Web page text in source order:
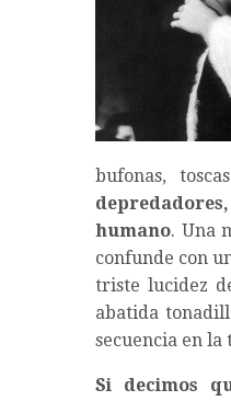
bufonas,
humano. Una
confunde con
triste lucidez
abatida
secuencia en
Si decimos